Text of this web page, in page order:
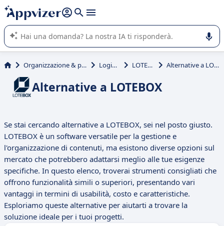
righe con
shift + enter
L'IA di Appvizer vi guida nell'utilizzo o nella scelta di un
software SaaS per la vostra azienda.
Organizzazione & planning Logistica LOTEBOX Alternative a LOTEBOX
Alternative a LOTEBOX
Se stai cercando alternative a LOTEBOX, sei nel posto giusto.
LOTEBOX è un software versatile per la gestione e
l'organizzazione di contenuti, ma esistono diverse opzioni sul
mercato che potrebbero adattarsi meglio alle tue esigenze
specifiche. In questo elenco, troverai strumenti consigliati che
offrono funzionalità simili o superiori, presentando vari
vantaggi in termini di usabilità, costo e caratteristiche.
Esploriamo queste alternative per aiutarti a trovare la
soluzione ideale per i tuoi progetti.